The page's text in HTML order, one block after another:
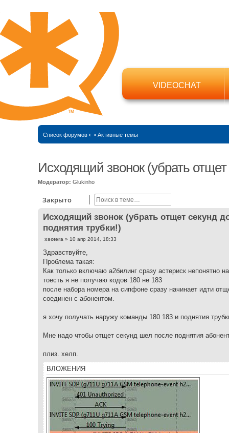
VIDEOCHAT
Список форумов ‹ • Активные темы
Исходящий звонок (убрать
Модератор: Glukinho
Закрыто
Исходящий звонок (убрать отщет секунд
поднятия трубки!)
С
о
щ
е
и
е
xsotera » 10 апр 2014, 18:33
Здравствуйте,
Проблема такая:
Как только включаю а2билинг сразу астериск непонятно
тоесть я не получаю кодов 180 не 183
после набора номера на сипфоне сразу начинает идти
соединен с абонентом.
я хочу получать наружу команды 180 183 и поднятия
Мне надо чтобы отщет секунд шел после поднятия
плиз. хелп.
ВЛОЖЕНИЯ